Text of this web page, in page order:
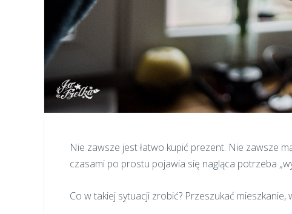
Nie zawsze jest łatwo kupić prezent. Nie zawsze
czasami po prostu pojawia się nagląca potrzeba
Co w takiej sytuacji zrobić? Przeszukać